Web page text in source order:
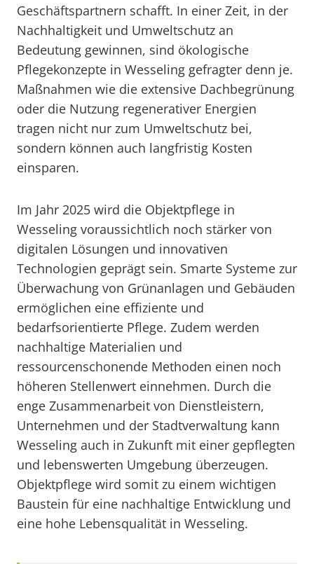
Geschäftspartnern schafft. In einer Zeit, in der
Nachhaltigkeit und Umweltschutz an
Bedeutung gewinnen, sind ökologische
Pflegekonzepte in Wesseling gefragter denn je.
Maßnahmen wie die extensive Dachbegrünung
oder die Nutzung regenerativer Energien
tragen nicht nur zum Umweltschutz bei,
sondern können auch langfristig Kosten
einsparen.
Im Jahr 2025 wird die Objektpflege in
Wesseling voraussichtlich noch stärker von
digitalen Lösungen und innovativen
Technologien geprägt sein. Smarte Systeme zur
Überwachung von Grünanlagen und Gebäuden
ermöglichen eine effiziente und
bedarfsorientierte Pflege. Zudem werden
nachhaltige Materialien und
ressourcenschonende Methoden einen noch
höheren Stellenwert einnehmen. Durch die
enge Zusammenarbeit von Dienstleistern,
Unternehmen und der Stadtverwaltung kann
Wesseling auch in Zukunft mit einer gepflegten
und lebenswerten Umgebung überzeugen.
Objektpflege wird somit zu einem wichtigen
Baustein für eine nachhaltige Entwicklung und
eine hohe Lebensqualität in Wesseling.